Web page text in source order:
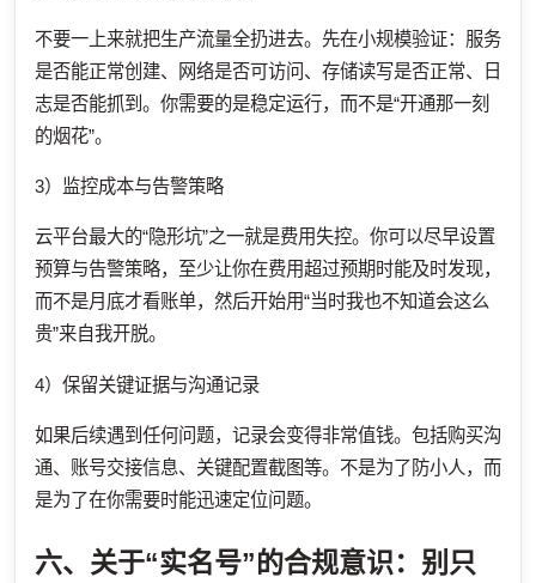
不要一上来就把生产流量全扔进去。先在小规模验证：服务
是否能正常创建、网络是否可访问、存储读写是否正常、日
志是否能抓到。你需要的是稳定运行，而不是“开通那一刻
的烟花”。
3）监控成本与告警策略
云平台最大的“隐形坑”之一就是费用失控。你可以尽早设置
预算与告警策略，至少让你在费用超过预期时能及时发现，
而不是月底才看账单，然后开始用“当时我也不知道会这么
贵”来自我开脱。
4）保留关键证据与沟通记录
如果后续遇到任何问题，记录会变得非常值钱。包括购买沟
通、账号交接信息、关键配置截图等。不是为了防小人，而
是为了在你需要时能迅速定位问题。
六、关于“实名号”的合规意识：别只